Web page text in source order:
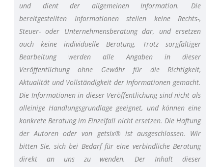
und dient der allgemeinen Information. Die
bereitgestellten Informationen stellen keine Rechts-,
Steuer- oder Unternehmensberatung dar, und ersetzen
auch keine individuelle Beratung. Trotz sorgfältiger
Bearbeitung werden alle Angaben in dieser
Veröffentlichung ohne Gewähr für die Richtigkeit,
Aktualität und Vollständigkeit der Informationen gemacht.
Die Informationen in dieser Veröffentlichung sind nicht als
alleinige Handlungsgrundlage geeignet, und können eine
konkrete Beratung im Einzelfall nicht ersetzen. Die Haftung
der Autoren oder von getsix® ist ausgeschlossen. Wir
bitten Sie, sich bei Bedarf für eine verbindliche Beratung
direkt an uns zu wenden. Der Inhalt dieser